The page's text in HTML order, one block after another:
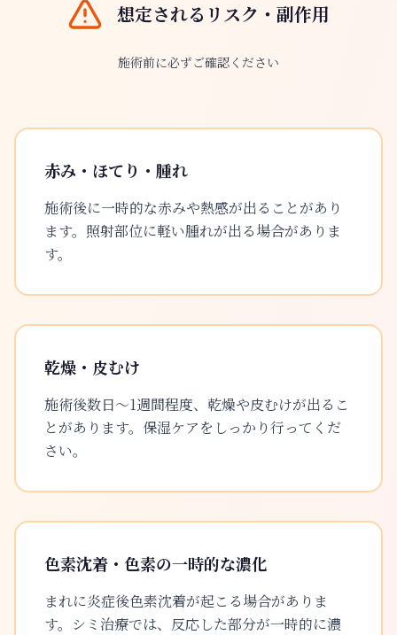
想定されるリスク・副作用
施術前に必ずご確認ください
赤み・ほてり・腫れ
施術後に一時的な赤みや熱感が出ることがあり
ます。照射部位に軽い腫れが出る場合がありま
す。
乾燥・皮むけ
施術後数日〜1週間程度、乾燥や皮むけが出るこ
とがあります。保湿ケアをしっかり行ってくだ
さい。
色素沈着・色素の一時的な濃化
まれに炎症後色素沈着が起こる場合がありま
す。シミ治療では、反応した部分が一時的に濃